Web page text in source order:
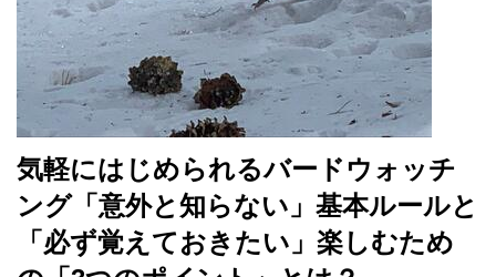
気軽にはじめられるバードウォッチ
ング「意外と知らない」基本ルールと
「必ず覚えておきたい」楽しむため